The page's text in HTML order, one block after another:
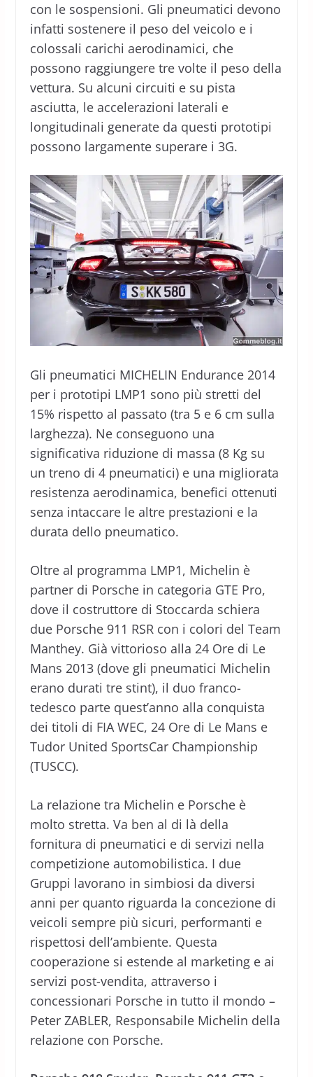
con le sospensioni. Gli pneumatici devono
infatti sostenere il peso del veicolo e i
colossali carichi aerodinamici, che
possono raggiungere tre volte il peso della
vettura. Su alcuni circuiti e su pista
asciutta, le accelerazioni laterali e
longitudinali generate da questi prototipi
possono largamente superare i 3G.
Gli pneumatici MICHELIN Endurance 2014
per i prototipi LMP1 sono più stretti del
15% rispetto al passato (tra 5 e 6 cm sulla
larghezza). Ne conseguono una
significativa riduzione di massa (8 Kg su
un treno di 4 pneumatici) e una migliorata
resistenza aerodinamica, benefici ottenuti
senza intaccare le altre prestazioni e la
durata dello pneumatico.
Oltre al programma LMP1, Michelin è
partner di Porsche in categoria GTE Pro,
dove il costruttore di Stoccarda schiera
due Porsche 911 RSR con i colori del Team
Manthey. Già vittorioso alla 24 Ore di Le
Mans 2013 (dove gli pneumatici Michelin
erano durati tre stint), il duo franco-
tedesco parte quest’anno alla conquista
dei titoli di FIA WEC, 24 Ore di Le Mans e
Tudor United SportsCar Championship
(TUSCC).
La relazione tra Michelin e Porsche è
molto stretta. Va ben al di là della
fornitura di pneumatici e di servizi nella
competizione automobilistica. I due
Gruppi lavorano in simbiosi da diversi
anni per quanto riguarda la concezione di
veicoli sempre più sicuri, performanti e
rispettosi dell’ambiente. Questa
cooperazione si estende al marketing e ai
servizi post-vendita, attraverso i
concessionari Porsche in tutto il mondo –
Peter ZABLER, Responsabile Michelin della
relazione con Porsche.